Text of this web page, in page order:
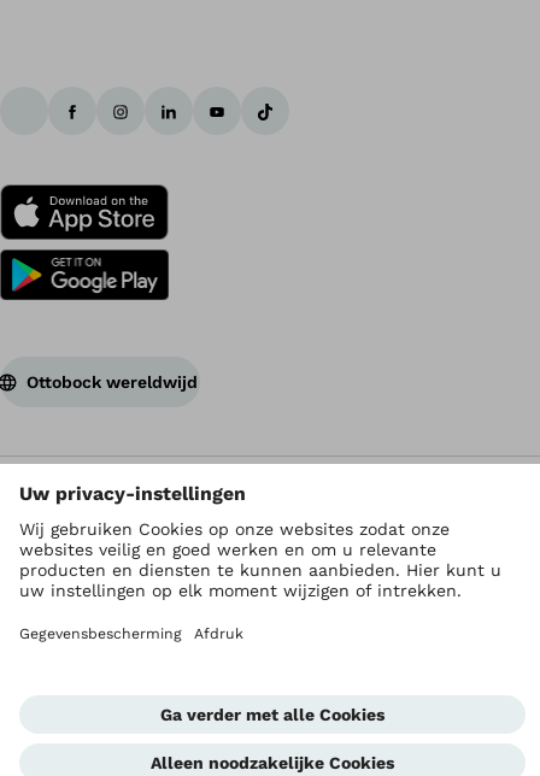
Ottobock wereldwijd
Auteursrecht ligt bij Ottobock
Instellingen privacy
Privacyverklaring
Imprint
Whistleblowing Unit